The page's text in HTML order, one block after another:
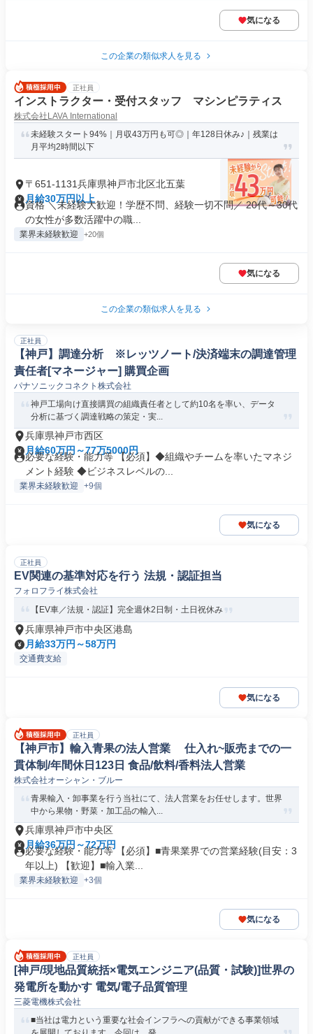
気になる
この企業の類似求人を見る
正社員
インストラクター・受付スタッフ マシンピラティス
株式会社LAVA International
未経験スタート94%｜月収43万円も可◎｜年128日休み♪｜残業は
月平均2時間以下
〒651-1131兵庫県神戸市北区北五葉
月給30万円以上
資格 ＼未経験大歓迎！学歴不問、経験一切不問／ 20代～30代
の女性が多数活躍中の職...
業界未経験歓迎 +20個
気になる
この企業の類似求人を見る
正社員
【神戸】調達分析 ※レッツノート/決済端末の調達管理
責任者[マネージャー] 購買企画
パナソニックコネクト株式会社
神戸工場向け直接購買の組織責任者として約10名を率い、データ
分析に基づく調達戦略の策定・実...
兵庫県神戸市西区
月給60万円～77万5000円
必要な経験・能力等 【必須】◆組織やチームを率いたマネジ
メント経験 ◆ビジネスレベルの...
業界未経験歓迎 +9個
気になる
正社員
EV関連の基準対応を行う 法規・認証担当
フォロフライ株式会社
【EV車／法規・認証】完全週休2日制・土日祝休み
兵庫県神戸市中央区港島
月給33万円～58万円
交通費支給
気になる
正社員
【神戸市】輸入青果の法人営業 仕入れ~販売までの一
貫体制/年間休日123日 食品/飲料/香料法人営業
株式会社オーシャン・ブルー
青果輸入・卸事業を行う当社にて、法人営業をお任せします。世界
中から果物・野菜・加工品の輸入...
兵庫県神戸市中央区
月給36万円～72万円
必要な経験・能力等 【必須】■青果業界での営業経験(目安：3
年以上) 【歓迎】■輸入業...
業界未経験歓迎 +3個
気になる
正社員
[神戸/現地品質統括×電気エンジニア(品質・試験)]世界の
発電所を動かす 電気/電子品質管理
三菱電機株式会社
■当社は電力という重要な社会インフラへの貢献ができる事業領域